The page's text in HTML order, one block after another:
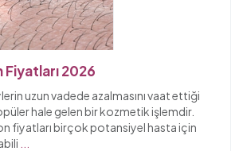
2026
uzun vadede azalmasını vaat ettiği
hale gelen bir kozmetik işlemdir.
fiyatları birçok potansiyel hasta için